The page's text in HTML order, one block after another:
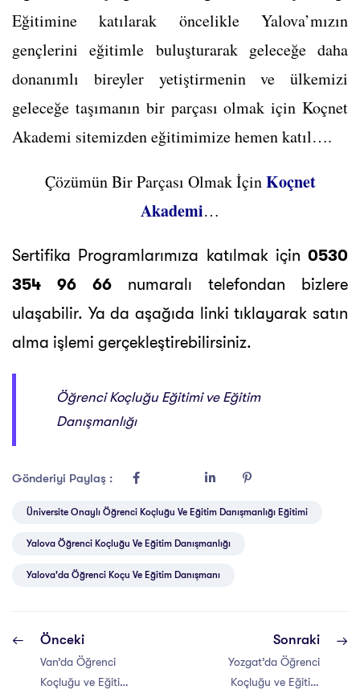
Eğitimine katılarak öncelikle Yalova’mızın
gençlerini eğitimle buluşturarak geleceğe daha
donanımlı bireyler yetiştirmenin ve ülkemizi
geleceğe taşımanın bir parçası olmak için Koçnet
Akademi sitemizden eğitimimize hemen katıl….
Çözümün Bir Parçası Olmak İçinKoçnet
Akademi…
Sertifika Programlarımıza katılmak için 0530
354 96 66 numaralı telefondan bizlere
ulaşabilir. Ya da aşağıda linki tıklayarak satın
alma işlemi gerçekleştirebilirsiniz.
Öğrenci Koçluğu Eğitimi ve Eğitim
Danışmanlığı
Gönderiyi Paylaş :
Üniversite Onaylı Öğrenci Koçluğu Ve Eğitim Danışmanlığı Eğitimi
Yalova Öğrenci Koçluğu Ve Eğitim Danışmanlığı
Yalova'da Öğrenci Koçu Ve Eğitim Danışmanı
Önceki
Van’da Öğrenci
Koçluğu ve Eğitim
Sonraki
Yozgat’da Öğrenci
Koçluğu ve Eğitim